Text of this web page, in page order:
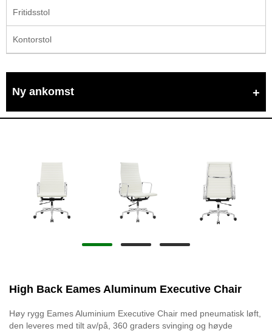
Fritidsstol
Kontorstol
Ny ankomst
High Back Eames Aluminum Executive Chair
Høy rygg Eames Aluminium Executive Chair med pneumatisk løft,
den leveres med tilt av/på, 360 graders svinging og høyde